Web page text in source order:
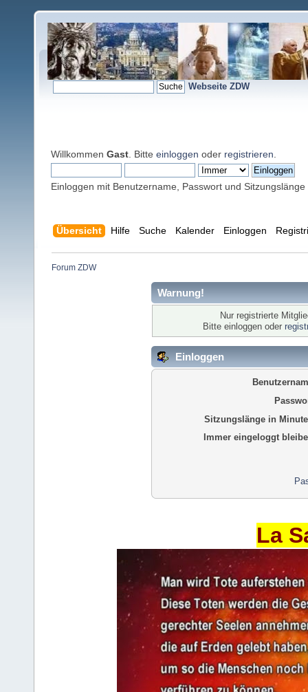
Webseite ZDW
Willkommen Gast . Bitte einloggen oder registrieren
Einloggen mit Benutzername, Passwort und Sitzungslänge
Übersicht Hilfe Suche Kalender Einloggen
Forum ZDW
Warnung!
Nur registrierte
Bitte einloggen oder
Einloggen
Sitzungslänge in
Immer eingeloggt
La